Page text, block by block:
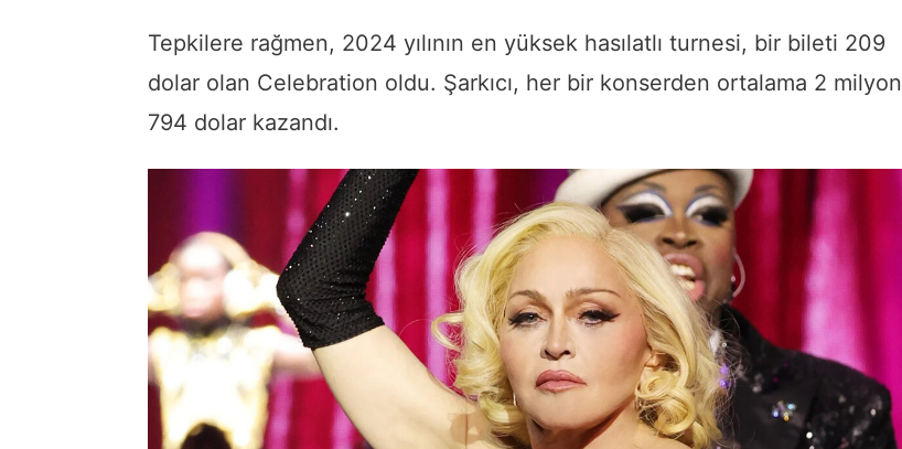
Tepkilere rağmen, 2024 yılının en yüksek hasılatlı turnesi, bir bileti 209
dolar olan Celebration oldu. Şarkıcı, her bir konserden ortalama 2 milyon
794 dolar kazandı.